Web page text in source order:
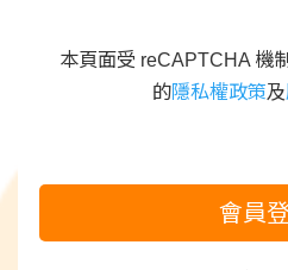
本頁面受 reCAPTCHA 機
的隱私權政策及
會員